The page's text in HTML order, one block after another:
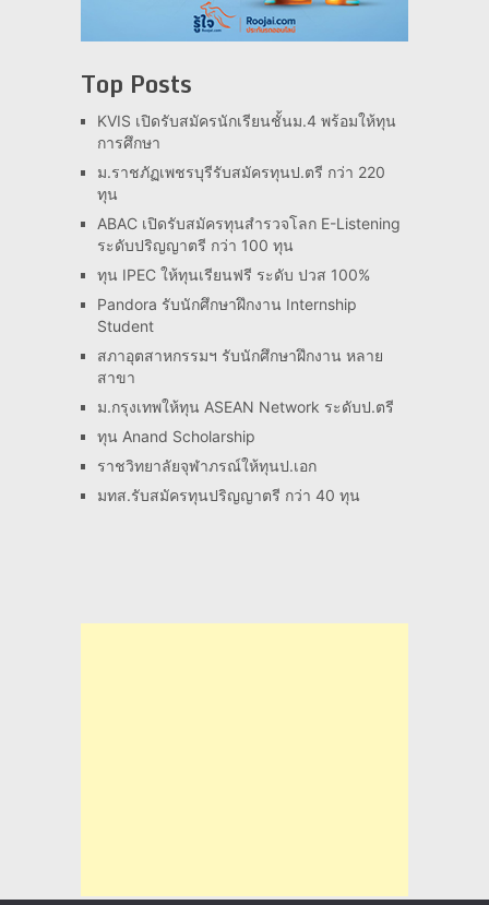
Top Posts
KVIS เปิดรับสมัครนักเรียนชั้นม.4 พร้อมให้ทุน
การศึกษา
ม.ราชภัฏเพชรบุรีรับสมัครทุนป.ตรี กว่า 220
ทุน
ABAC เปิดรับสมัครทุนสำรวจโลก E-Listening
ระดับปริญญาตรี กว่า 100 ทุน
ทุน IPEC ให้ทุนเรียนฟรี ระดับ ปวส 100%
Pandora รับนักศึกษาฝึกงาน Internship
Student
สภาอุตสาหกรรมฯ รับนักศึกษาฝึกงาน หลาย
สาขา
ม.กรุงเทพให้ทุน ASEAN Network ระดับป.ตรี
ทุน Anand Scholarship
ราชวิทยาลัยจุฬาภรณ์ให้ทุนป.เอก
มทส.รับสมัครทุนปริญญาตรี กว่า 40 ทุน